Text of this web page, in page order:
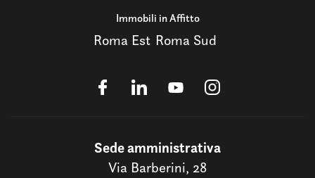
Immobili in Affitto
Roma Est Roma Sud
Sede amministrativa
Via Barberini, 28